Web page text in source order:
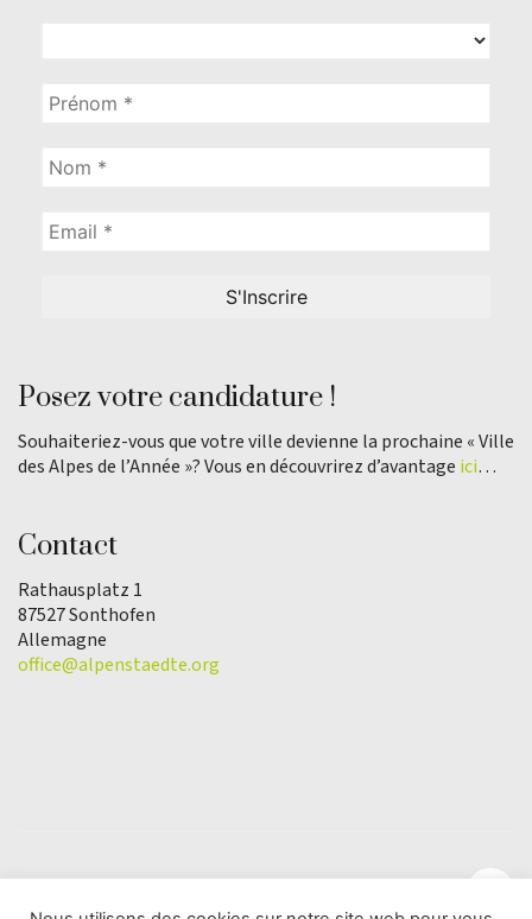
Posez votre candidature !
Souhaiteriez-vous que votre ville devienne la prochaine « Ville
des Alpes de l’Année »? Vous en découvrirez d’avantage ici…
Contact
Rathausplatz 1
87527 Sonthofen
Allemagne
office@alpenstaedte.org